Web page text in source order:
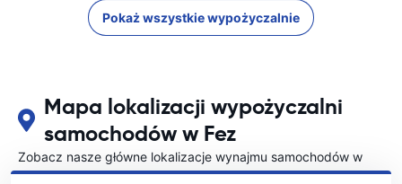
Pokaż wszystkie wypożyczalnie
Mapa lokalizacji wypożyczalni
samochodów w Fez
Zobacz nasze główne lokalizacje wynajmu samochodów w
Fez